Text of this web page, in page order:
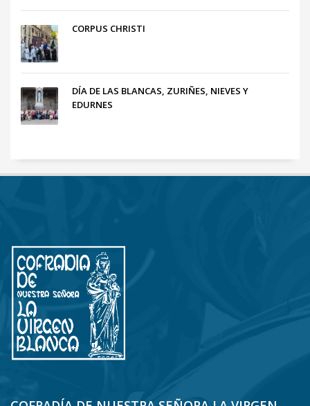
CORPUS CHRISTI
DÍA DE LAS BLANCAS, ZURIÑES, NIEVES Y
EDURNES